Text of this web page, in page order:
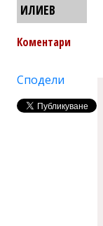
ИЛИЕВ
Коментари
Сподели